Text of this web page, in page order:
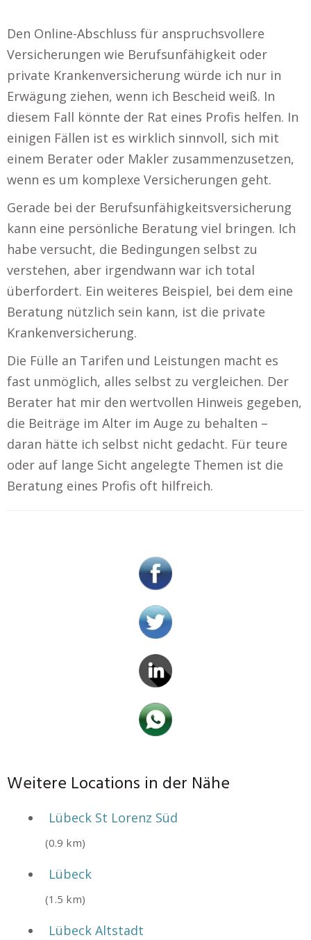
Den Online-Abschluss für anspruchsvollere
Versicherungen wie Berufsunfähigkeit oder
private Krankenversicherung würde ich nur in
Erwägung ziehen, wenn ich Bescheid weiß. In
diesem Fall könnte der Rat eines Profis helfen. In
einigen Fällen ist es wirklich sinnvoll, sich mit
einem Berater oder Makler zusammenzusetzen,
wenn es um komplexe Versicherungen geht.
Gerade bei der Berufsunfähigkeitsversicherung
kann eine persönliche Beratung viel bringen. Ich
habe versucht, die Bedingungen selbst zu
verstehen, aber irgendwann war ich total
überfordert. Ein weiteres Beispiel, bei dem eine
Beratung nützlich sein kann, ist die private
Krankenversicherung.
Die Fülle an Tarifen und Leistungen macht es
fast unmöglich, alles selbst zu vergleichen. Der
Berater hat mir den wertvollen Hinweis gegeben,
die Beiträge im Alter im Auge zu behalten –
daran hätte ich selbst nicht gedacht. Für teure
oder auf lange Sicht angelegte Themen ist die
Beratung eines Profis oft hilfreich.
Weitere Locations in der Nähe
Lübeck St Lorenz Süd
(0.9 km)
Lübeck
(1.5 km)
Lübeck Altstadt